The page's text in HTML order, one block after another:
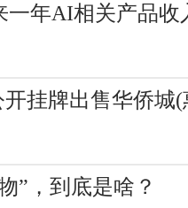
一年AI相关产品收
挂牌出售华侨城(
”，到底是啥？